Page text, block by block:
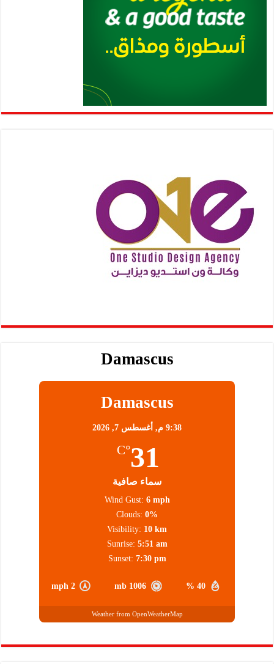
Damascus
Damascus
9:38 م, أغسطس 7, 2026
31
°C
سماء صافية
40 %
1006 mb
2 mph
Wind Gust: 6 mph
Clouds: 0%
Visibility: 10 km
Sunrise: 5:51 am
Sunset: 7:30 pm
Weather from OpenWeatherMap